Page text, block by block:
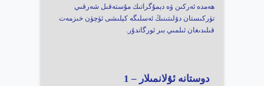
ھەمدە ئەركىن ۋە دېمۇگراتىك مۇستەقىل شەرقىي
تۈركىستان دۆلىتىنىڭ ئەسلىگە كېلىشى ئۈچۈن خىزمەت
قىلىدىغان ئىلمىي بىر ئورگاندۇر.
دوستانە ئۇلانمىلار – 1